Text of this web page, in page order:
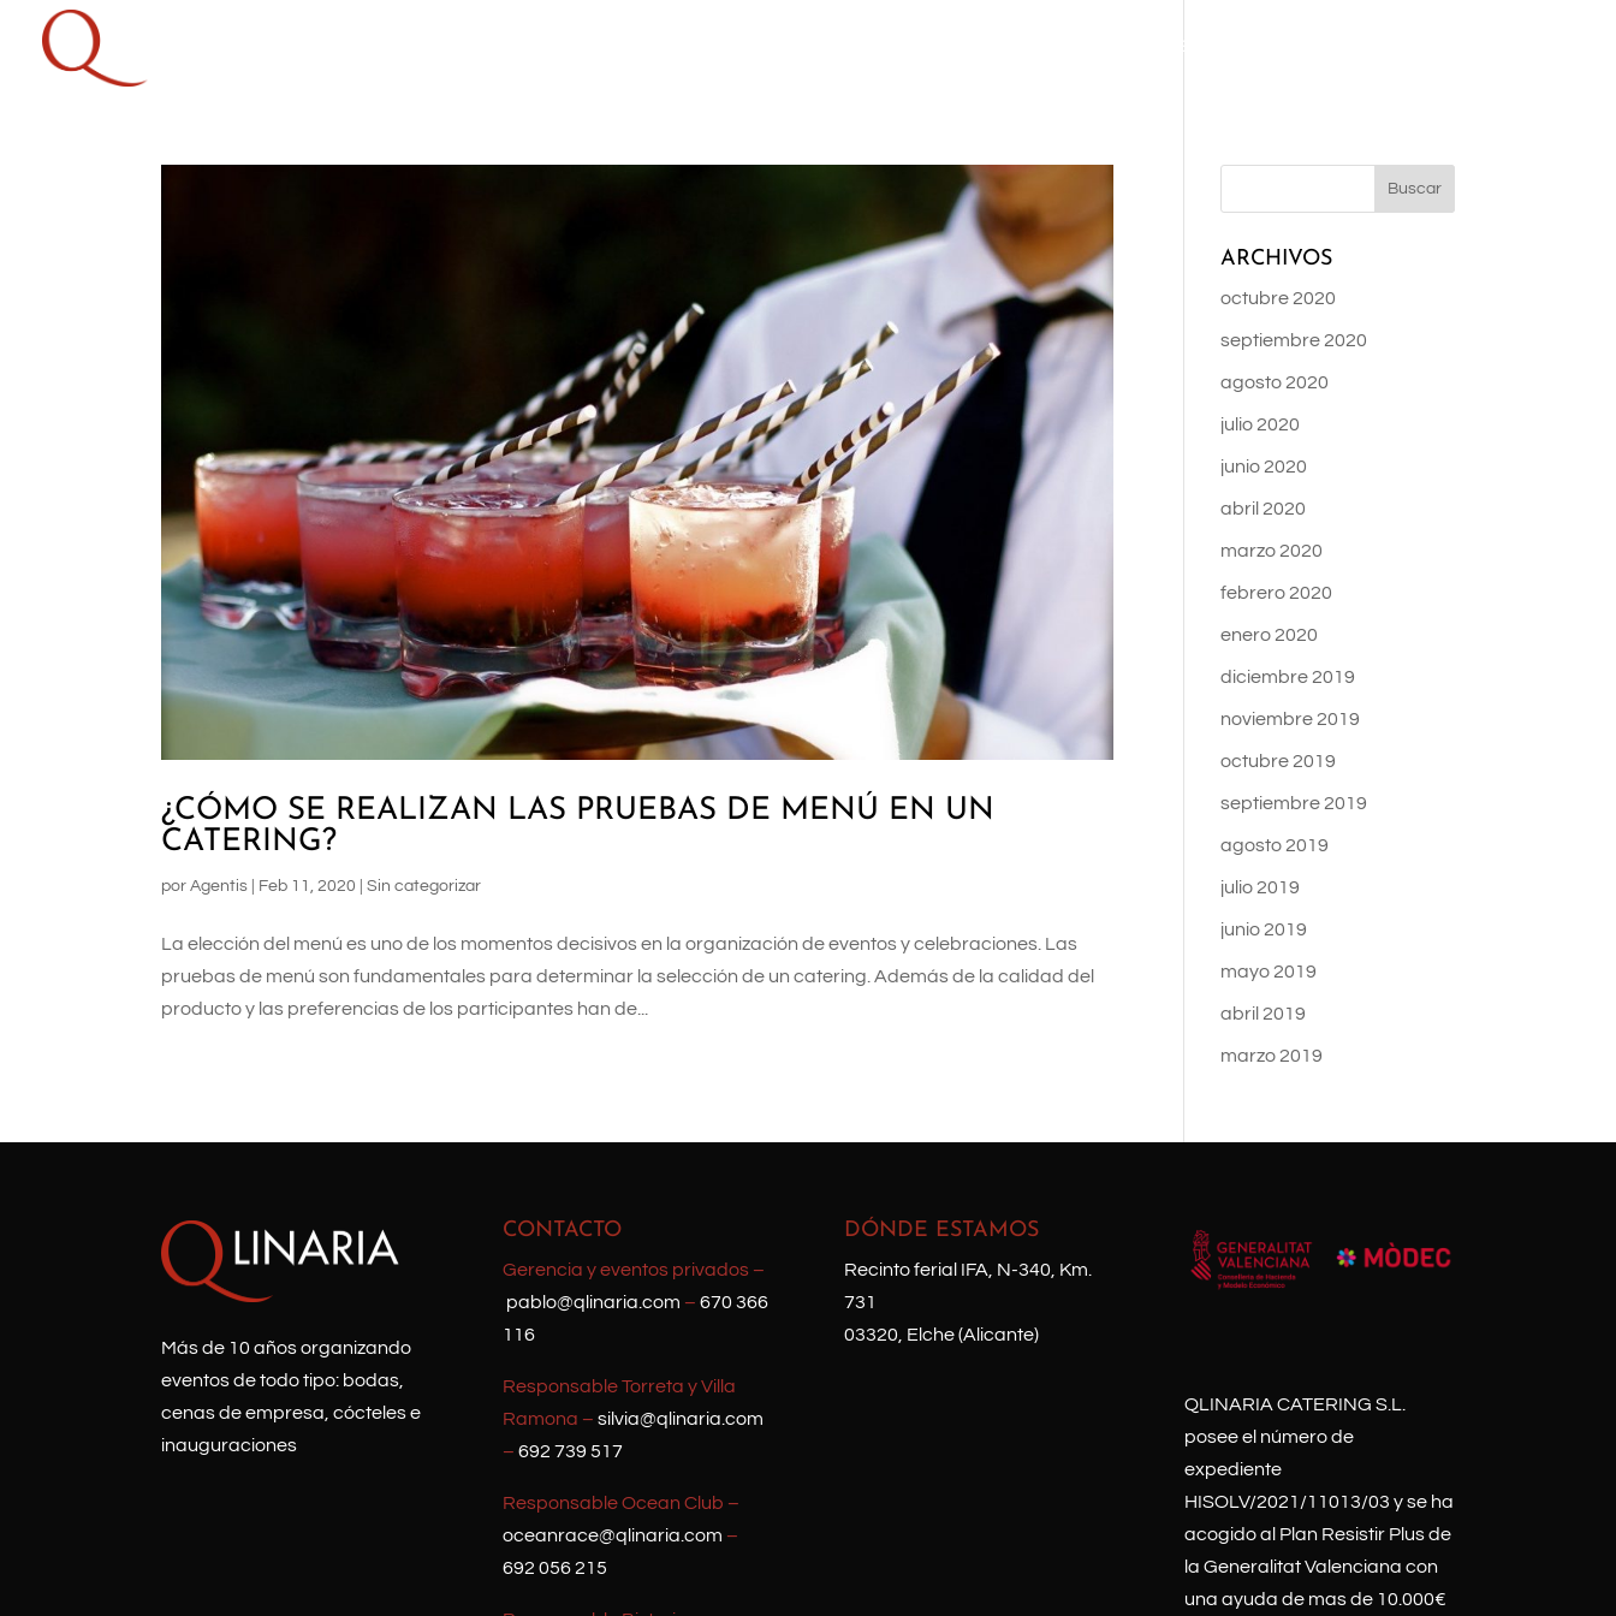
OCEAN CLUB
¿CÓMO SE REALIZAN LAS PRUEBAS DE MENÚ EN UN
CATERING?
porAgentis Feb 11, 2020 |Sin categorizar
La elección del menú es uno de los momentos decisivos en la organización de eventos y celebraciones. Las
pruebas de menú son fundamentales para determinar la selección de un catering. Además de la calidad del
producto y las preferencias de los participantes han de...
ARCHIVOS
octubre 2020
septiembre 2020
agosto 2020
julio 2020
junio 2020
abril 2020
marzo 2020
febrero 2020
enero 2020
diciembre 2019
noviembre 2019
octubre 2019
septiembre 2019
agosto 2019
julio 2019
junio 2019
mayo 2019
abril 2019
marzo 2019
Más de 10 años organizando
eventos de todo tipo: bodas,
cenas de empresa, cócteles e
inauguraciones
CONTACTO
Gerencia y eventos privados –
pablo@qlinaria.com – 670 366
116
Responsable Torreta y Villa
Ramona – silvia@qlinaria.com
– 692 739 517
Responsable Ocean Club –
oceanrace@qlinaria.com –
692 056 215
DÓNDE ESTAMOS
Recinto ferial IFA, N-340, Km.
731
03320, Elche (Alicante)
QLINARIA CATERING S.L.
posee el número de
expediente
HISOLV/2021/11013/03 y se ha
acogido al Plan Resistir Plus de
la Generalitat Valenciana con
una ayuda de mas de 10.000€